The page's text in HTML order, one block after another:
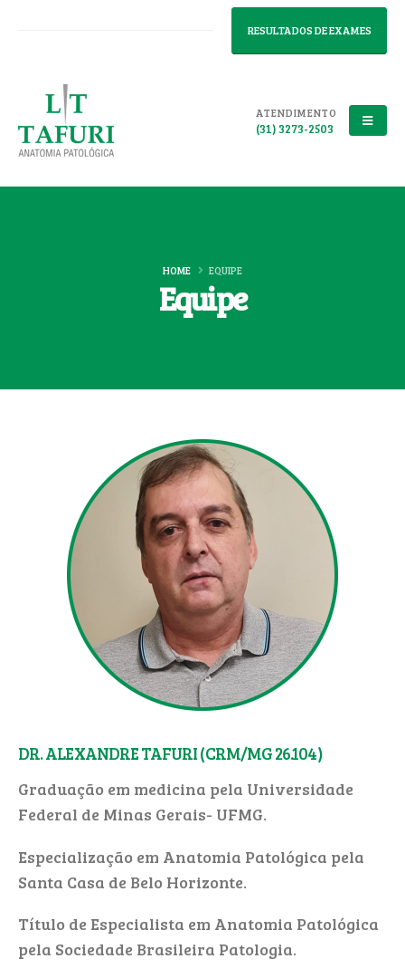
RESULTADOS DE EXAMES
ATENDIMENTO
(31) 3273-2503
HOME EQUIPE
Equipe
DR. ALEXANDRE TAFURI (CRM/MG 26.104)
Graduação em medicina pela Universidade
Federal de Minas Gerais- UFMG.
Especialização em Anatomia Patológica pela
Santa Casa de Belo Horizonte.
Título de Especialista em Anatomia Patológica
pela Sociedade Brasileira Patologia.